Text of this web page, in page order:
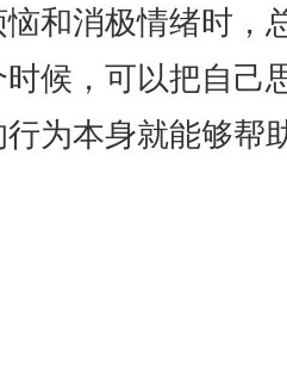
消极情绪时，
候，可以把自己
为本身就能够帮